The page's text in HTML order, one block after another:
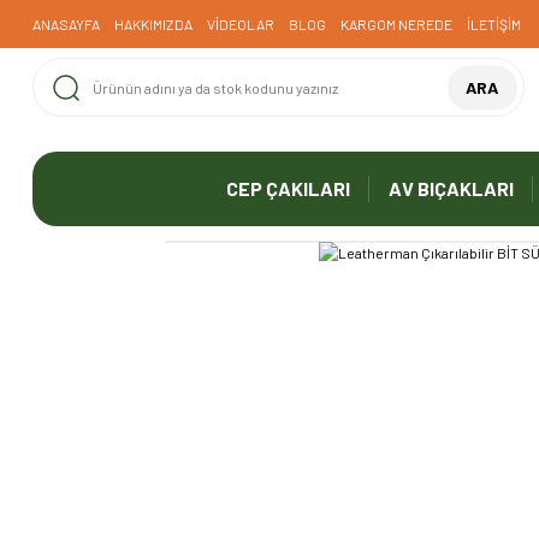
ANASAYFA HAKKIMIZDA VİDEOLAR BLOG KARGOM NEREDE İLETİŞİM
ARA
CEP ÇAKILARI AV BIÇAKLARI